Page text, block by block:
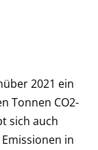
2021 ein
Tonnen CO2-
sich auch
in